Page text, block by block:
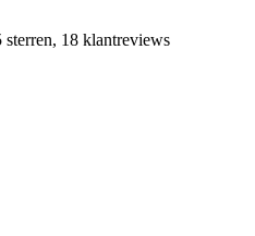
sterren, 18 klantreviews